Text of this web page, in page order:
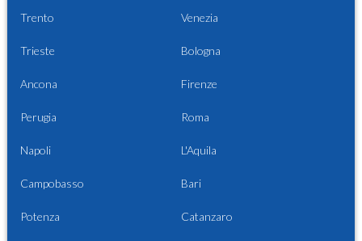
Trento Venezia
Trieste Bologna
Ancona Firenze
Perugia Roma
Napoli L'Aquila
Campobasso Bari
Potenza Catanzaro